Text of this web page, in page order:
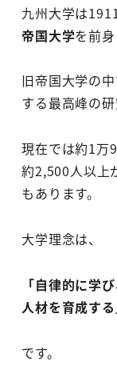
九州大学は
帝国大学を前
旧帝国大学の
する最高峰の
現在では約1万
約2,500人以上
もあります。
大学理念は、
「自律的に学
人材を育成する
です。